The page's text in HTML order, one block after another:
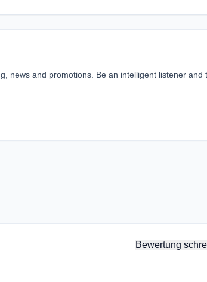
news and promotions. Be an intelligent listener and
Bewertung